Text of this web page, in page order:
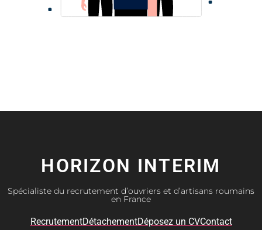
HORIZON INTERIM
Spécialiste du recrutement d’ouvriers et d’artisans roumains
en France
RecrutementDétachementDéposez un CVContact